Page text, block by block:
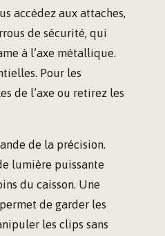
accédez aux attaches,
de sécurité, qui
à l’axe métallique.
Pour les
de l’axe ou retirez les
de la précision.
lumière puissante
du caisson. Une
de garder les
les clips sans